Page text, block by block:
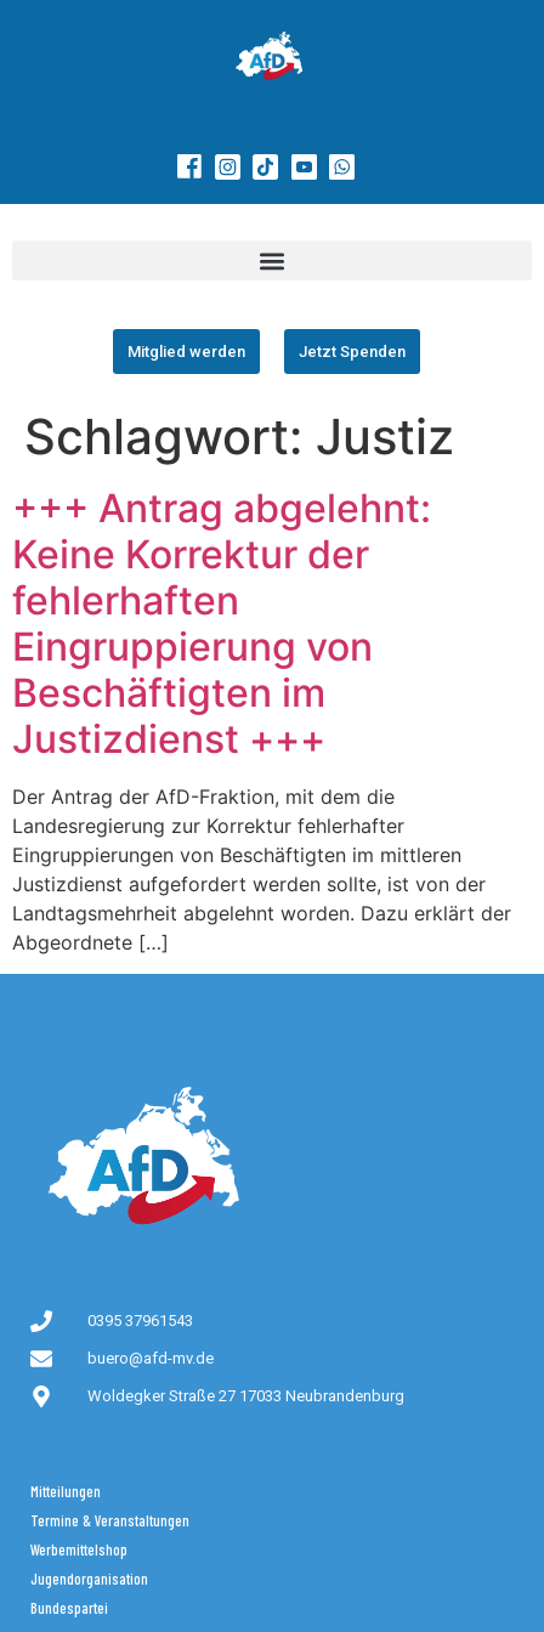
Mitglied werden Jetzt Spenden
Schlagwort: Justiz
+++ Antrag abgelehnt:
Keine Korrektur der
fehlerhaften
Eingruppierung von
Beschäftigten im
Justizdienst +++
Der Antrag der AfD-Fraktion, mit dem die
Landesregierung zur Korrektur fehlerhafter
Eingruppierungen von Beschäftigten im mittleren
Justizdienst aufgefordert werden sollte, ist von der
Landtagsmehrheit abgelehnt worden. Dazu erklärt der
Abgeordnete […]
0395 37961543
buero@afd-mv.de
Woldegker Straße 27 17033 Neubrandenburg
Mitteilungen
Termine & Veranstaltungen
Werbemittelshop
Jugendorganisation
Bundespartei